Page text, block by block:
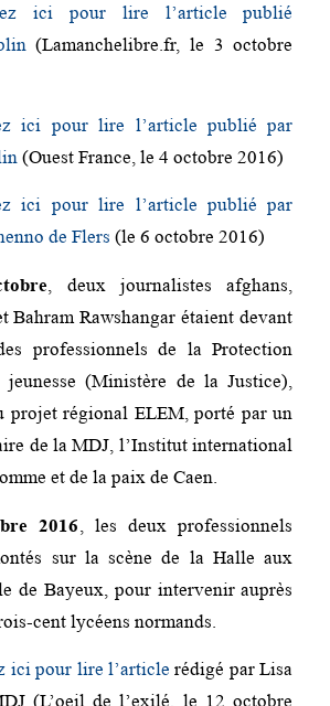
ici pour lire l’article publié
(Lamanchelibre.fr, le 3 octobre
ici pour lire l’article publié par
(Ouest France, le 4 octobre 2016)
ici pour lire l’article publié par
de Flers (le 6 octobre 2016)
, deux journalistes afghans,
Bahram Rawshangar étaient devant
professionnels de la Protection
(Ministère de la Justice),
projet régional ELEM, porté par un
de la MDJ, l’Institut international
et de la paix de Caen.
2016 , les deux professionnels
sur la scène de la Halle aux
de Bayeux, pour intervenir auprès
cent lycéens normands.
ici pour lire l’article rédigé par Lisa
(L’oeil de l’exilé, le 12 octobre